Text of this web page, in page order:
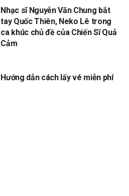
Nhạc sĩ Nguyễn Văn Chung bắt
tay Quốc Thiên, Neko Lê trong
ca khúc chủ đề của Chiến Sĩ Quả
Cảm
Hướng dẫn cách lấy vé miễn phí